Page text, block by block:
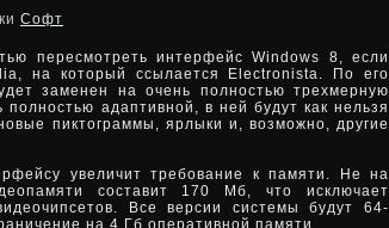
Софт
пересмотреть интерфейс Windows 8, если
на который ссылается Electronista. По его
заменен на очень полностью трехмерную
полностью адаптивной, в ней будут как нельзя
пиктограммы, ярлыки и, возможно, другие
увеличит требование к памяти. Не на
составит 170 Мб, что исключает
Все версии системы будут 64-
на 4 Гб оперативной памяти.